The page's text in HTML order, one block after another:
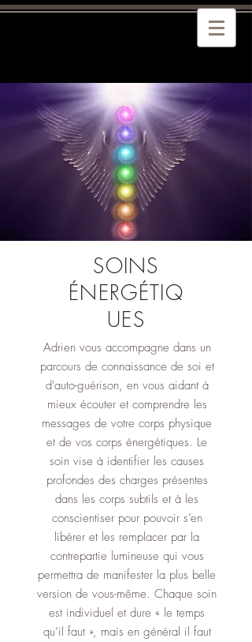
SOINS
ÉNERGÉTIQ
UES
Adrien vous accompagne dans un
parcours de connaissance de soi et
d'auto-guérison, en vous aidant à
mieux écouter et comprendre les
messages de votre corps physique
et de vos corps énergétiques. Le
soin vise à identifier les causes
profondes des charges présentes
dans les corps subtils et à les
conscientiser pour pouvoir s’en
libérer et les remplacer par la
contrepartie lumineuse qui vous
permettra de manifester la plus belle
version de vous-même. Chaque soin
est individuel et dure « le temps
qu’il faut », mais en général il faut